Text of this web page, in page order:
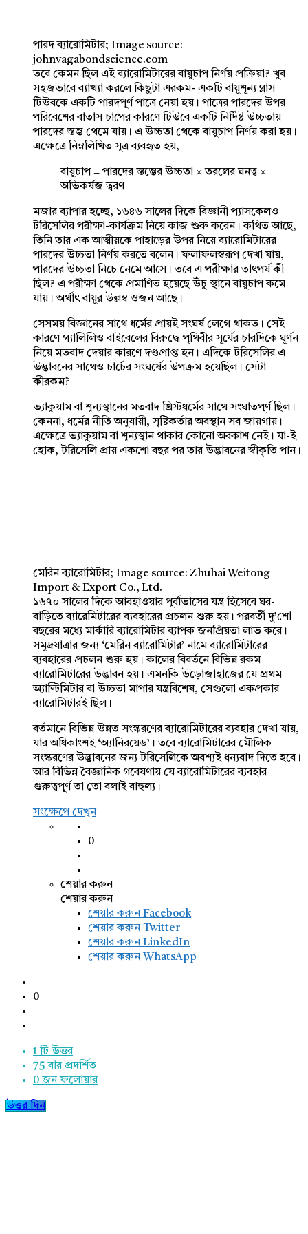
পারদ ব্যারোমিটার; Image source:
johnvagabondscience.com
তবে কেমন ছিল এই ব্যারোমিটারের বায়ুচাপ নির্ণয় প্রক্রিয়া? খুব
সহজভাবে ব্যাখ্যা করলে কিছুটা এরকম- একটি বায়ুশূন্য গ্লাস
টিউবকে একটি পারদপূর্ণ পাত্রে নেয়া হয়। পাত্রের পারদের উপর
পরিবেশের বাতাস চাপের কারণে টিউবে একটি নির্দিষ্ট উচ্চতায়
পারদের স্তম্ভ থেমে যায়। এ উচ্চতা থেকে বায়ুচাপ নির্ণয় করা হয়।
এক্ষেত্রে নিম্নলিখিত সূত্র ব্যবহৃত হয়,
বায়ুচাপ = পারদের স্তম্ভের উচ্চতা × তরলের ঘনত্ব ×
অভিকর্ষজ ত্বরণ
মজার ব্যাপার হচ্ছে, ১৬৪৬ সালের দিকে বিজ্ঞানী প্যাসকেলও
টরিসেলির পরীক্ষা-কার্যক্রম নিয়ে কাজ শুরু করেন। কথিত আছে,
তিনি তার এক আত্মীয়কে পাহাড়ের উপর নিয়ে ব্যারোমিটারের
পারদের উচ্চতা নির্ণয় করতে বলেন। ফলাফলস্বরূপ দেখা যায়,
পারদের উচ্চতা নিচে নেমে আসে। তবে এ পরীক্ষার তাৎপর্য কী
ছিল? এ পরীক্ষা থেকে প্রমাণিত হয়েছে উঁচু স্থানে বায়ুচাপ কমে
যায়। অর্থাৎ বায়ুর উল্লম্ব ওজন আছে।
সেসময় বিজ্ঞানের সাথে ধর্মের প্রায়ই সংঘর্ষ লেগে থাকত। সেই
কারণে গ্যালিলিও বাইবেলের বিরুদ্ধে পৃথিবীর সূর্যের চারদিকে ঘূর্ণন
নিয়ে মতবাদ দেয়ার কারণে দণ্ডপ্রাপ্ত হন। এদিকে টরিসেলির এ
উদ্ভাবনের সাথেও চার্চের সংঘর্ষের উপক্রম হয়েছিল। সেটা
কীরকম?
ভ্যাকুয়াম বা শূন্যস্থানের মতবাদ খ্রিস্টধর্মের সাথে সংঘাতপূর্ণ ছিল।
কেননা, ধর্মের নীতি অনুযায়ী, সৃষ্টিকর্তার অবস্থান সব জায়গায়।
এক্ষেত্রে ভ্যাকুয়াম বা শূন্যস্থান থাকার কোনো অবকাশ নেই। যা-ই
হোক, টরিসেলি প্রায় একশো বছর পর তার উদ্ভাবনের স্বীকৃতি পান।
মেরিন ব্যারোমিটার; Image source: Zhuhai Weitong
Import & Export Co., Ltd.
১৬৭০ সালের দিকে আবহাওয়ার পূর্বাভাসের যন্ত্র হিসেবে ঘর-
বাড়িতে ব্যারেমিটারের ব্যবহারের প্রচলন শুরু হয়। পরবর্তী দু’শো
বছরের মধ্যে মার্কারি ব্যারোমিটার ব্যাপক জনপ্রিয়তা লাভ করে।
সমুদ্রযাত্রার জন্য ‘মেরিন ব্যারোমিটার’ নামে ব্যারোমিটারের
ব্যবহারের প্রচলন শুরু হয়। কালের বিবর্তনে বিভিন্ন রকম
ব্যারোমিটারের উদ্ভাবন হয়। এমনকি উড়োজাহাজের যে প্রথম
অ্যাল্টিমিটার বা উচ্চতা মাপার যন্ত্রবিশেষ, সেগুলো একপ্রকার
ব্যারোমিটারই ছিল।
বর্তমানে বিভিন্ন উন্নত সংস্করণের ব্যারোমিটারের ব্যবহার দেখা যায়,
যার অধিকাংশই ‘অ্যানিরয়েড’। তবে ব্যারোমিটারের মৌলিক
সংস্করণের উদ্ভাবনের জন্য টরিসেলিকে অবশ্যই ধন্যবাদ দিতে হবে।
আর বিভিন্ন বৈজ্ঞানিক গবেষণায় যে ব্যারোমিটারের ব্যবহার
গুরুত্বপূর্ণ তা তো বলাই বাহুল্য।
সংক্ষেপে দেখুন
0
শেয়ার করুন
শেয়ার করুন
শেয়ার করুনFacebook
শেয়ার করুন Twitter
শেয়ার করুন LinkedIn
শেয়ার করুন WhatsApp
0
1 টি উত্তর
75বার প্রদর্শিত
0 জন ফলোয়ার
উত্তর দিন